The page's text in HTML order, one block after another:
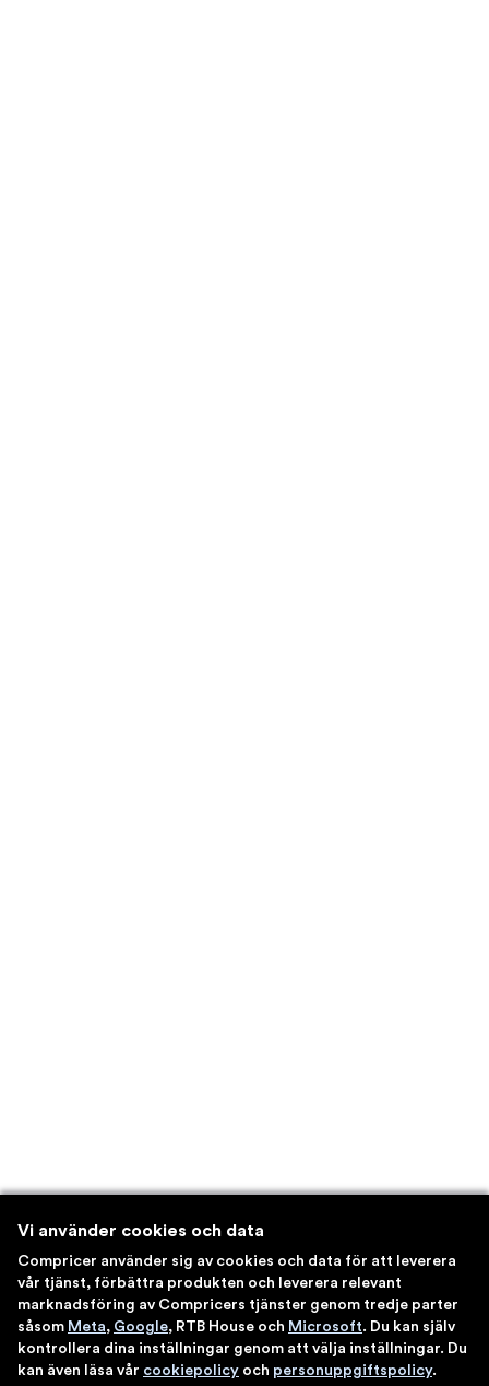
Vi använder cookies och data
Compricer använder sig av cookies och data för att leverera
vår tjänst, förbättra produkten och leverera relevant
marknadsföring av Compricers tjänster genom tredje parter
såsom Meta, Google, RTB House och Microsoft. Du kan själv
kontrollera dina inställningar genom att välja inställningar. Du
kan även läsa vår cookiepolicy och personuppgiftspolicy.